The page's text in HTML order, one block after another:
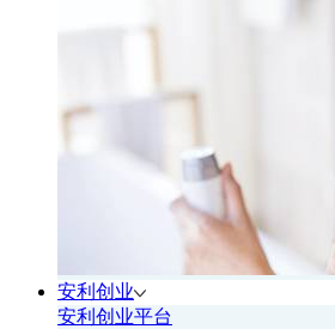
安利创业
安利创业平台